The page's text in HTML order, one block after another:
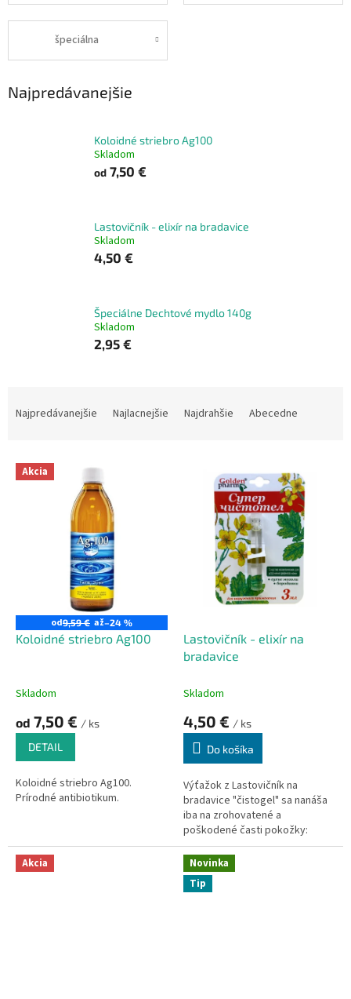
špeciálna
Najpredávanejšie
Koloidné striebro Ag100
Skladom
od 7,50 €
Lastovičník - elixír na bradavice
Skladom
4,50 €
Špeciálne Dechtové mydlo 140g
Skladom
2,95 €
n
Najpredávanejšie Najlacnejšie Najdrahšie Abecedne
V Akcia
od9,59 € až–24 %
Koloidné striebro Ag100
Skladom
od 7,50 € / ks
DETAIL
Koloidné striebro Ag100.
Prírodné antibiotikum.
Lastovičník - elixír na
bradavice
Skladom
4,50 € / ks
Do košíka
Výťažok z Lastovičník na
bradavice "čistogel" sa nanáša
iba na zrohovatené a
poškodené časti pokožky:
bradavice a papilómy
Akcia
Novinka
Tip